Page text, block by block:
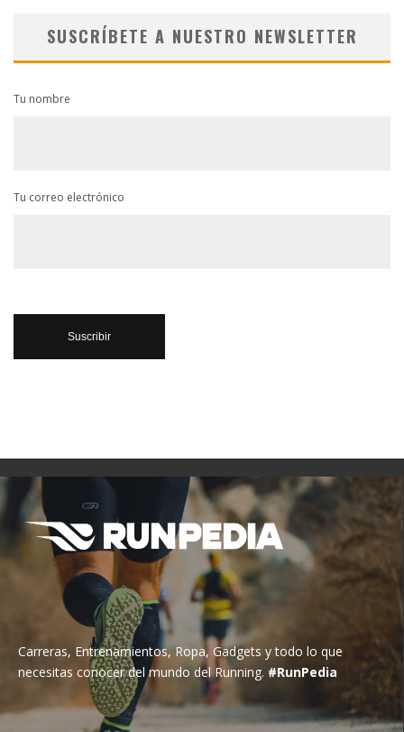
SUSCRÍBETE A NUESTRO NEWSLETTER
Tu nombre
Tu correo electrónico
Carreras, Entrenamientos, Ropa, Gadgets y todo lo que
necesitas conocer del mundo del Running. #RunPedia